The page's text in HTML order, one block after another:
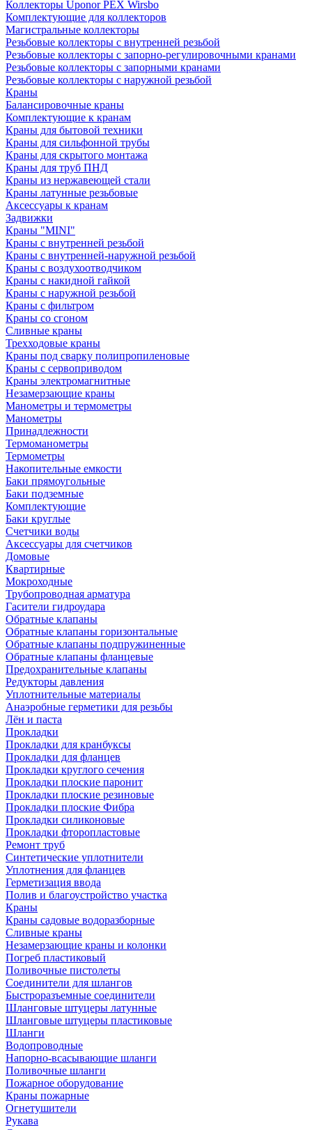
Коллекторы Uponor PEX Wirsbo
Комплектующие для коллекторов
Магистральные коллекторы
Резьбовые коллекторы с внутренней резьбой
Резьбовые коллекторы с запорно-регулировочными кранами
Резьбовые коллекторы с запорными кранами
Резьбовые коллекторы с наружной резьбой
Краны
Балансировочные краны
Комплектующие к кранам
Краны для бытовой техники
Краны для сильфонной трубы
Краны для скрытого монтажа
Краны для труб ПНД
Краны из нержавеющей стали
Краны латунные резьбовые
Аксессуары к кранам
Задвижки
Краны "MINI"
Краны с внутренней резьбой
Краны с внутренней-наружной резьбой
Краны с воздухоотводчиком
Краны с накидной гайкой
Краны с наружной резьбой
Краны с фильтром
Краны со сгоном
Сливные краны
Трехходовые краны
Краны под сварку полипропиленовые
Краны с сервоприводом
Краны электромагнитные
Незамерзающие краны
Манометры и термометры
Манометры
Принадлежности
Термоманометры
Термометры
Накопительные емкости
Баки прямоугольные
Баки подземные
Комплектующие
Баки круглые
Счетчики воды
Аксессуары для счетчиков
Домовые
Квартирные
Мокроходные
Трубопроводная арматура
Гасители гидроудара
Обратные клапаны
Обратные клапаны горизонтальные
Обратные клапаны подпружиненные
Обратные клапаны фланцевые
Предохранительные клапаны
Редукторы давления
Уплотнительные материалы
Анаэробные герметики для резьбы
Лён и паста
Прокладки
Прокладки для кранбуксы
Прокладки для фланцев
Прокладки круглого сечения
Прокладки плоские паронит
Прокладки плоские резиновые
Прокладки плоские Фибра
Прокладки силиконовые
Прокладки фторопластовые
Ремонт труб
Синтетические уплотнители
Уплотнения для фланцев
Герметизация ввода
Полив и благоустройство участка
Краны
Краны садовые водоразборные
Сливные краны
Незамерзающие краны и колонки
Погреб пластиковый
Поливочные пистолеты
Соединители для шлангов
Быстроразъемные соединители
Шланговые штуцеры латунные
Шланговые штуцеры пластиковые
Шланги
Водопроводные
Напорно-всасывающие шланги
Поливочные шланги
Пожарное оборудование
Краны пожарные
Огнетушители
Рукава